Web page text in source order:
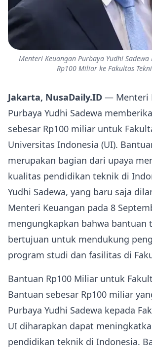
Menteri Keuangan Purbaya Yudhi
Rp100 Miliar ke Fakultas
Jakarta, NusaDaily.ID — Menteri
Purbaya Yudhi Sadewa
sebesar Rp100 miliar untuk
Universitas Indonesia (UI).
merupakan bagian dari upaya
kualitas pendidikan teknik di
Yudhi Sadewa, yang baru saja
Menteri Keuangan pada 8
mengungkapkan bahwa bantuan
bertujuan untuk mendukung
program studi dan fasilitas di
Bantuan Rp100 Miliar untuk
Bantuan sebesar Rp100 miliar
Purbaya Yudhi Sadewa kepada
UI diharapkan dapat
pendidikan teknik di Indonesia.